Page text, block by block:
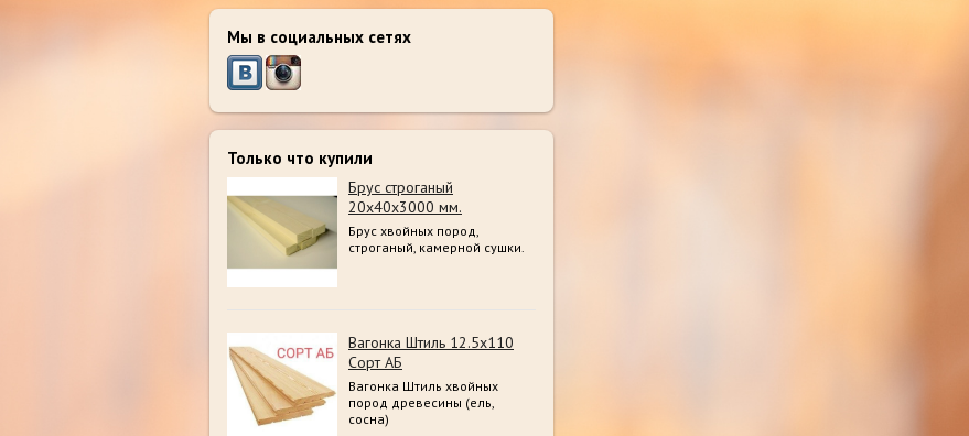
Мы в социальных сетях
Только что купили
Брус строганый
20х40х3000 мм.
Брус хвойных пород,
строганый, камерной сушки.
Вагонка Штиль 12.5х110
Сорт АБ
Вагонка Штиль хвойных
пород древесины (ель,
сосна)